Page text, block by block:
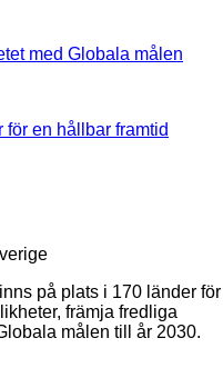
med Globala målen
en hållbar framtid
på plats i 170 länder för
främja fredliga
målen till år 2030.